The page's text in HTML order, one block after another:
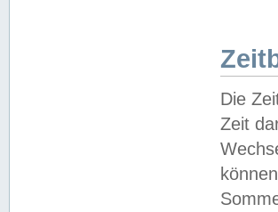
Die
Zeit